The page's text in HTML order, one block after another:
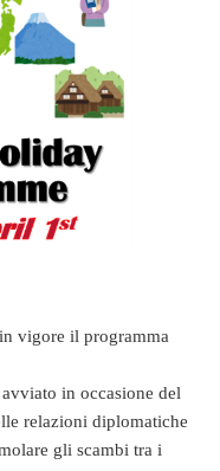
vigore il programma
in occasione del
relazioni diplomatiche
gli scambi tra i